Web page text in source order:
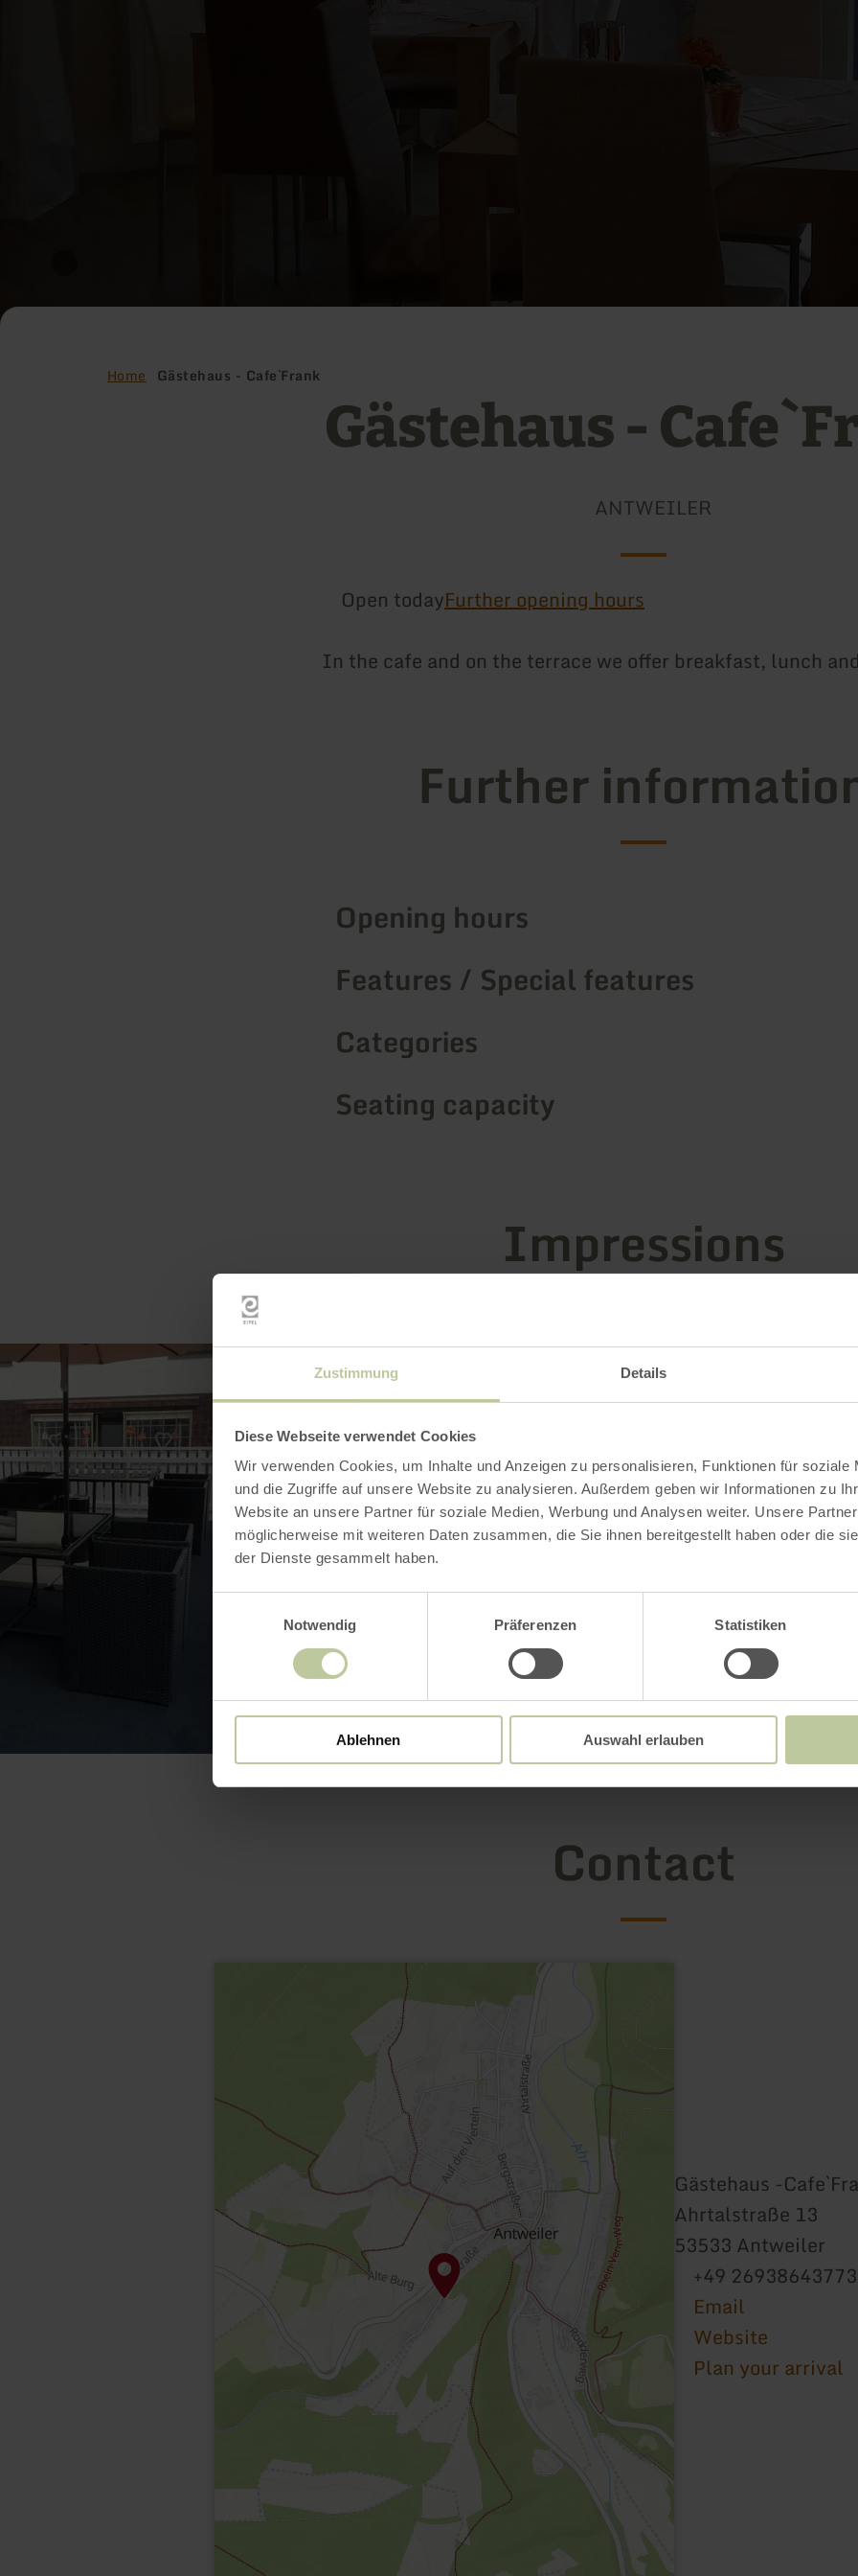
Zustimmung Details
Diese Webseite verwendet Cookies
Wir verwenden Cookies, um Inhalte und Anzeigen zu personalisieren, Funktionen für soziale
und die Zugriffe auf unsere Website zu analysieren. Außerdem geben wir Informationen zu
Website an unsere Partner für soziale Medien, Werbung und Analysen weiter. Unsere
möglicherweise mit weiteren Daten zusammen, die Sie ihnen bereitgestellt haben oder die
der Dienste gesammelt haben.
Notwendig
Präferenzen Statistiken
Ablehnen Auswahl erlauben
Home Gästehaus - Cafe`Frank
Gästehaus -
ANTWEILER
Open todayFurther opening hours
In the cafe and on the terrace we offer breakfast, lunch
Further
Opening hours
Features / Special features
Categories
Seating capacity
Impressions
Contact
Gästehaus -
Ahrtalstraße 13
53533 Antweiler
+49 26938643773
Email
Website
Plan your arrival